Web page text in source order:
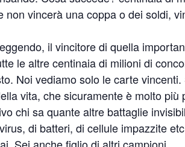
vincerà una coppa o dei soldi,
il vincitore di quella
le altre centinaia di milioni di
Noi vediamo solo le carte
vita, che sicuramente è molto più
chi sa quante altre battaglie
di batteri, di cellule impazzite